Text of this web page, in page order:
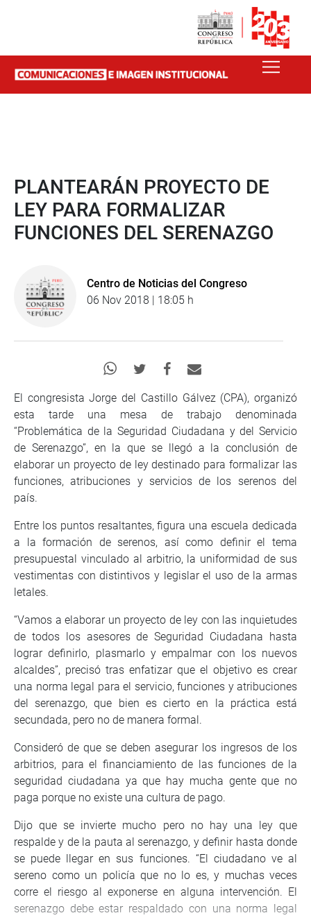
PLANTEARÁN PROYECTO DE
LEY PARA FORMALIZAR
FUNCIONES DEL SERENAZGO
Centro de Noticias del Congreso
06 Nov 2018 | 18:05 h
El congresista Jorge del Castillo Gálvez (CPA), organizó
esta tarde una mesa de trabajo denominada
“Problemática de la Seguridad Ciudadana y del Servicio
de Serenazgo”, en la que se llegó a la conclusión de
elaborar un proyecto de ley destinado para formalizar las
funciones, atribuciones y servicios de los serenos del
país.
Entre los puntos resaltantes, figura una escuela dedicada
a la formación de serenos, así como definir el tema
presupuestal vinculado al arbitrio, la uniformidad de sus
vestimentas con distintivos y legislar el uso de la armas
letales.
“Vamos a elaborar un proyecto de ley con las inquietudes
de todos los asesores de Seguridad Ciudadana hasta
lograr definirlo, plasmarlo y empalmar con los nuevos
alcaldes”, precisó tras enfatizar que el objetivo es crear
una norma legal para el servicio, funciones y atribuciones
del serenazgo, que bien es cierto en la práctica está
secundada, pero no de manera formal.
Consideró de que se deben asegurar los ingresos de los
arbitrios, para el financiamiento de las funciones de la
seguridad ciudadana ya que hay mucha gente que no
paga porque no existe una cultura de pago.
Dijo que se invierte mucho pero no hay una ley que
respalde y de la pauta al serenazgo, y definir hasta donde
se puede llegar en sus funciones. “El ciudadano ve al
sereno como un policía que no lo es, y muchas veces
corre el riesgo al exponerse en alguna intervención. El
serenazgo debe estar respaldado con una norma legal